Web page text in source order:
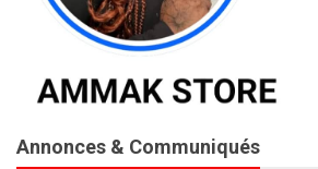
Annonces & Communiqués